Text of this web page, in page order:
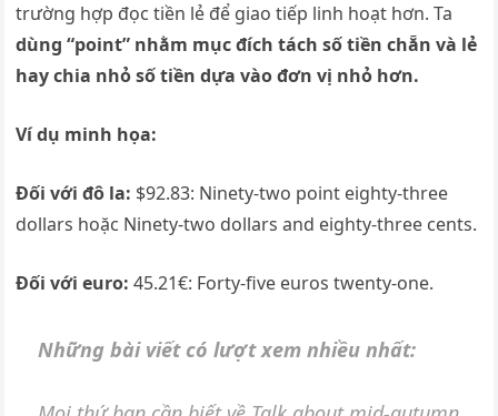
trường hợp đọc tiền lẻ để giao tiếp linh hoạt hơn. Ta
dùng “point” nhằm mục đích tách số tiền chẵn và lẻ
hay chia nhỏ số tiền dựa vào đơn vị nhỏ hơn.
Ví dụ minh họa:
Đối với đô la: $92.83: Ninety-two point eighty-three
dollars hoặc Ninety-two dollars and eighty-three cents.
Đối với euro:45.21€: Forty-five euros twenty-one.
Những bài viết có lượt xem nhiều nhất: